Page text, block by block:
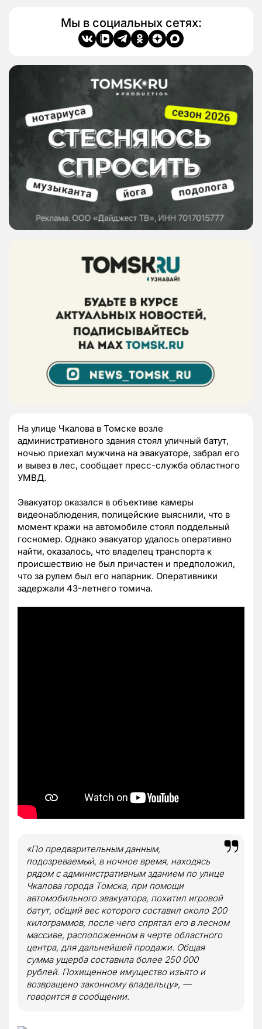
Мы в социальных сетях:
На улице Чкалова в Томске возле
административного здания стоял уличный батут,
ночью приехал мужчина на эвакуаторе, забрал его
и вывез в лес, сообщает пресс-служба областного
УМВД.
Эвакуатор оказался в объективе камеры
видеонаблюдения, полицейские выяснили, что в
момент кражи на автомобиле стоял поддельный
госномер. Однако эвакуатор удалось оперативно
найти, оказалось, что владелец транспорта к
происшествию не был причастен и предположил,
что за рулем был его напарник. Оперативники
задержали 43-летнего томича.
«По предварительным данным,
подозреваемый, в ночное время, находясь
рядом с административным зданием по улице
Чкалова города Томска, при помощи
автомобильного эвакуатора, похитил игровой
батут, общий вес которого составил около 200
килограммов, после чего спрятал его в лесном
массиве, расположенном в черте областного
центра, для дальнейшей продажи. Общая
сумма ущерба составила более 250 000
рублей. Похищенное имущество изъято и
возвращено законному владельцу», —
говорится в сообщении.